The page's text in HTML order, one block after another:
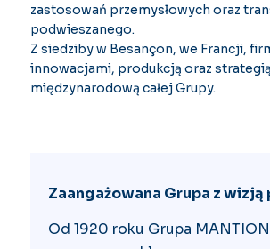
zastosowań przemysłowych oraz
podwieszanego.
Z siedziby w Besançon, we Francji,
innowacjami, produkcją oraz strategią
międzynarodową całej Grupy.
Zaangażowana Grupa z wizją
Od 1920 roku Grupa